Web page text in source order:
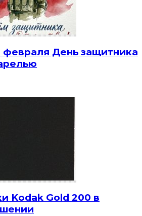
февраля День защитника
Kodak Gold 200 в